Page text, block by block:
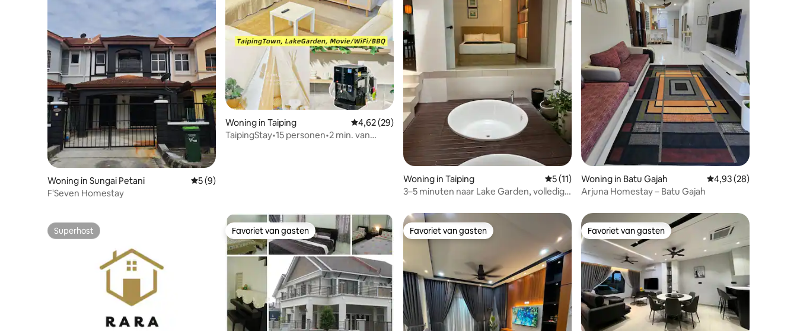
Woning in Sungai Petani Gemiddelde beoordeling van 5 uit 5, 9 recensies
5 (9)
F'Seven Homestay
Woning in Taiping Gemiddelde beoordeling van 4,62 uit 5, 29 recensies
4,62 (29)
TaipingStay•15 personen•2 min. van
Woning in Taiping Gemiddelde beoordeling van 5 uit 5, 11 recensies
5 (11)
3–5 minuten naar Lake Garden, volledige
Woning in Batu Gajah Gemiddelde
4,93 (28)
Arjuna Homestay – Batu Gajah
Superhost
Superhost Favoriet van gasten
Favoriet van gasten Favoriet van gasten
Favoriet van gasten Favoriet van gasten
Favoriet van gasten